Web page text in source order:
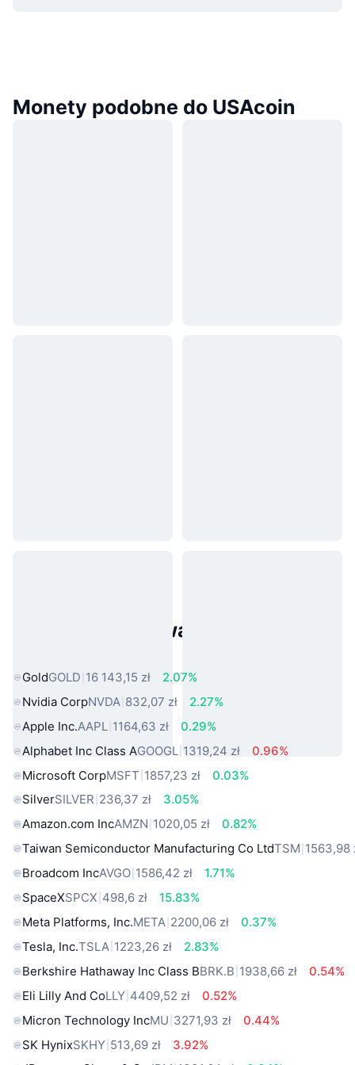
Monety podobne do USAcoin
Popularne aktywa ze świata
GoldGOLD 16 143,15 zł
2.07%
Nvidia CorpNVDA 832,07 zł
2.27%
Apple Inc.AAPL 1164,63 zł
0.29%
Alphabet Inc Class AGOOGL 1319,24 zł
0.96%
Microsoft CorpMSFT 1857,23 zł
0.03%
SilverSILVER 236,37 zł
3.05%
Amazon.com IncAMZN 1020,05 zł
0.82%
Taiwan Semiconductor Manufacturing Co LtdTSM 1563,98
Broadcom IncAVGO 1586,42 zł
1.71%
SpaceXSPCX 498,6 zł
15.83%
Meta Platforms, Inc.META 2200,06 zł
0.37%
Tesla, Inc.TSLA 1223,26 zł
2.83%
Berkshire Hathaway Inc Class BBRK.B 1938,66 zł
0.54%
Eli Lilly And CoLLY 4409,52 zł
0.52%
Micron Technology IncMU 3271,93 zł
0.44%
SK HynixSKHY 513,69 zł
3.92%